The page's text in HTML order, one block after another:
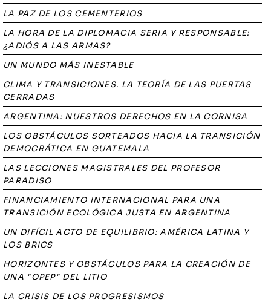
LA PAZ DE LOS CEMENTERIOS
LA HORA DE LA DIPLOMACIA SERIA Y RESPONSABLE:
¿ADIÓS A LAS ARMAS?
UN MUNDO MÁS INESTABLE
CLIMA Y TRANSICIONES. LA TEORÍA DE LAS PUERTAS
CERRADAS
ARGENTINA: NUESTROS DERECHOS EN LA CORNISA
LOS OBSTÁCULOS SORTEADOS HACIA LA TRANSICIÓN
DEMOCRÁTICA EN GUATEMALA
LAS LECCIONES MAGISTRALES DEL PROFESOR
PARADISO
FINANCIAMIENTO INTERNACIONAL PARA UNA
TRANSICIÓN ECOLÓGICA JUSTA EN ARGENTINA
UN DIFÍCIL ACTO DE EQUILIBRIO: AMÉRICA LATINA Y
LOS BRICS
HORIZONTES Y OBSTÁCULOS PARA LA CREACIÓN DE
UNA "OPEP" DEL LITIO
LA CRISIS DE LOS PROGRESISMOS